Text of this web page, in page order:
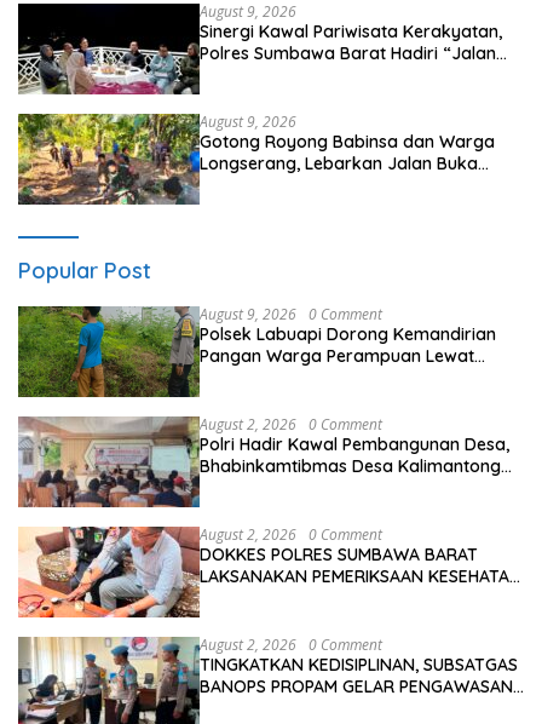
August 9, 2026
Sinergi Kawal Pariwisata Kerakyatan,
Polres Sumbawa Barat Hadiri “Jalan
August 9, 2026
Gotong Royong Babinsa dan Warga
Longserang, Lebarkan Jalan Buka
Popular Post
August 9, 2026 0 Comment
Polsek Labuapi Dorong Kemandirian
Pangan Warga Perampuan Lewat
August 2, 2026 0 Comment
Polri Hadir Kawal Pembangunan Desa,
Bhabinkamtibmas Desa Kalimantong
August 2, 2026 0 Comment
DOKKES POLRES SUMBAWA BARAT
LAKSANAKAN PEMERIKSAAN KESEHATAN
August 2, 2026 0 Comment
TINGKATKAN KEDISIPLINAN, SUBSATGAS
BANOPS PROPAM GELAR PENGAWASAN